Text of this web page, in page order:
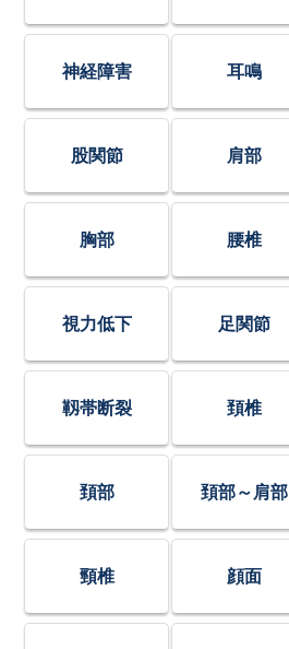
神経障害 耳鳴
股関節 肩部
胸部 腰椎
視力低下 足関節
靱帯断裂 頚椎
頚部 頚部～肩部
頸椎 顔面